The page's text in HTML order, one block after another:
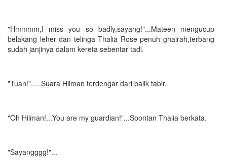
"Hmmmm,I miss you so badly,sayang!"...Mateen mengucup
belakang leher dan telinga Thalia Rose penuh ghairah,terbang
sudah janjinya dalam kereta sebentar tadi.
"Tuan!".....Suara Hilman terdengar dari balik tabir.
"Oh Hilman!...You are my guardian!"...Spontan Thalia berkata.
"Sayangggg!"...